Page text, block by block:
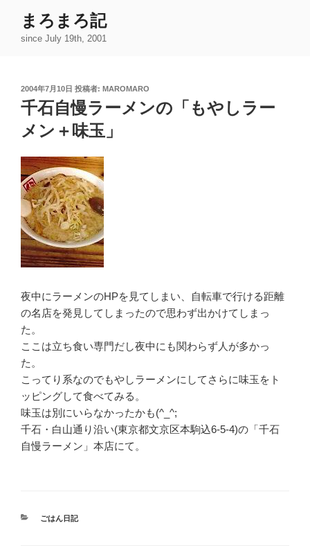
まろまろ記
since July 19th, 2001
投
稿
2004年7月10日 投稿者: MAROMARO
千石自慢ラーメンの「もやしラー
メン＋味玉」
夜中にラーメンのHPを見てしまい、自転車で行ける距離
の名店を発見してしまったので思わず出かけてしまっ
た。
ここは立ち食い専門だし夜中にも関わらず人が多かっ
た。
こってり系なのでもやしラーメンにしてさらに味玉をト
ッピングして食べてみる。
味玉は別にいらなかったかも(^_^;
千石・白山通り沿い(東京都文京区本駒込6-5-4)の「千石
自慢ラーメン」本店にて。
カ
ごはん日記